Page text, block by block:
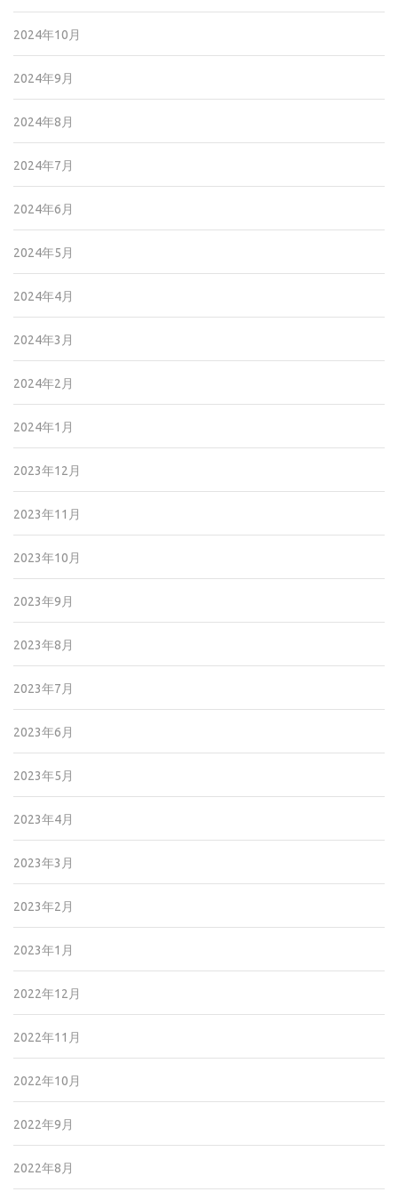
2024年10月
2024年9月
2024年8月
2024年7月
2024年6月
2024年5月
2024年4月
2024年3月
2024年2月
2024年1月
2023年12月
2023年11月
2023年10月
2023年9月
2023年8月
2023年7月
2023年6月
2023年5月
2023年4月
2023年3月
2023年2月
2023年1月
2022年12月
2022年11月
2022年10月
2022年9月
2022年8月